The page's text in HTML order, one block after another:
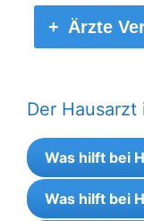
Ärzte
Der
Was hilft bei
Was hilft bei